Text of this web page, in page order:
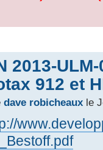
2013-
912 et
dave robicheauxle